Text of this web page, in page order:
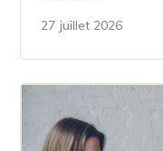
27 juillet 2026